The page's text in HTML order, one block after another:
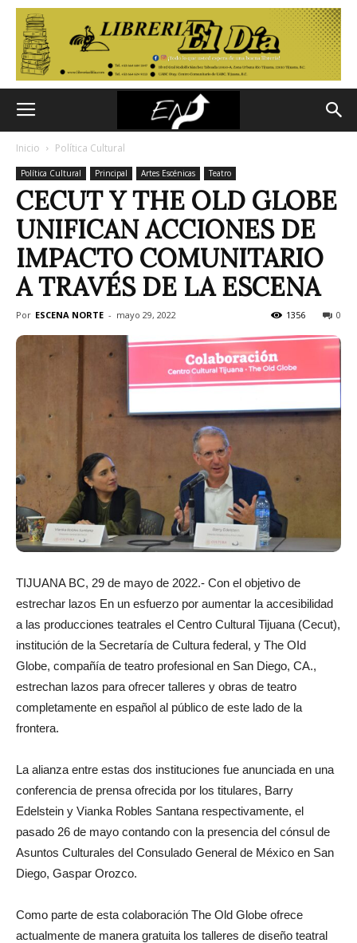
Inicio Política Cultural
Política Cultural Principal Artes Escénicas Teatro
CECUT Y THE OLD GLOBE
UNIFICAN ACCIONES DE
IMPACTO COMUNITARIO
A TRAVÉS DE LA ESCENA
Por ESCENA NORTE - mayo 29, 2022 0
1356
TIJUANA BC, 29 de mayo de 2022.- Con el objetivo de
estrechar lazos En un esfuerzo por aumentar la accesibilidad
a las producciones teatrales el Centro Cultural Tijuana (Cecut),
institución de la Secretaría de Cultura federal, y The OId
Globe, compañía de teatro profesional en San Diego, CA.,
estrechan lazos para ofrecer talleres y obras de teatro
completamente en español al público de este lado de la
frontera.
La alianza entre estas dos instituciones fue anunciada en una
conferencia de prensa ofrecida por los titulares, Barry
Edelstein y Vianka Robles Santana respectivamente, el
pasado 26 de mayo contando con la presencia del cónsul de
Asuntos Culturales del Consulado General de México en San
Diego, Gaspar Orozco.
Como parte de esta colaboración The Old Globe ofrece
actualmente de manera gratuita los talleres de diseño teatral